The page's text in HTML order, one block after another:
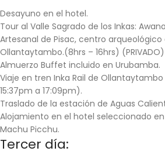
Desayuno en el hotel.
Tour al Valle Sagrado de los Inkas:
Artesanal de Pisac, centro arqueológico
Ollantaytambo.(8hrs – 16hrs) (PRIVADO)
Almuerzo Buffet incluido en Urubamba.
Viaje en tren Inka Rail de
15:37pm a 17:09pm).
Traslado de la estación de Aguas
Alojamiento en el hotel seleccionado
Machu Picchu.
Tercer día: